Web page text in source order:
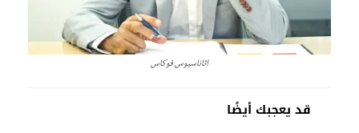
اثاناسيوس فوكاس
قد يعجبك أيضًا